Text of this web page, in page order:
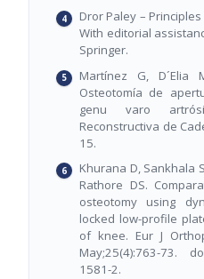
Dror Paley –
With editorial
Springer.
Martínez G, D´Elia
Osteotomía de
genu varo
Reconstructiva de
15.
Khurana D, Sankhala
Rathore DS.
osteotomy using
locked low-profile
of knee. Eur J
May;25(4):763-73.
1581-2.